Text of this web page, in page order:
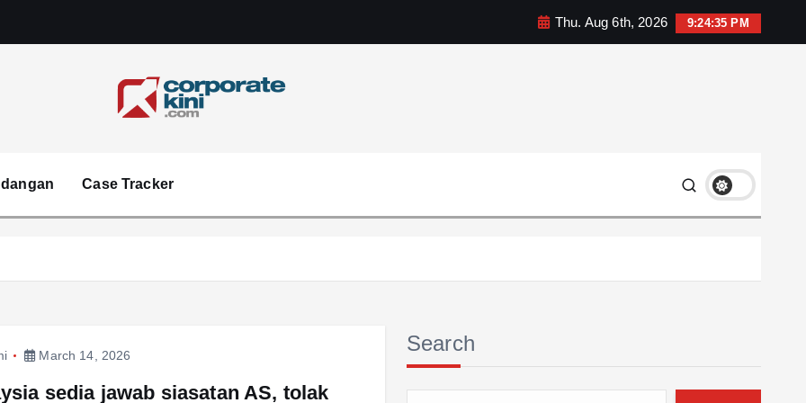
Thu. Aug 6th, 2026 9:24:36 PM
Case Tracker
March 14, 2026
sedia jawab siasatan AS, tolak
Search